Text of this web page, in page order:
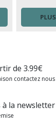
de 3.99€
contactez nous
la newsletter